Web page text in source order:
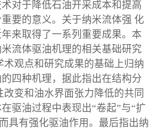
对于降低石油开采成本和提高
要的意义。关于纳米流体强 化
来取得了一系列重要成果。本
流体驱油机理的相关基础研究
术观点和研究成果的基础上归纳
四种机理，据此指出在结构分
改变和油水界面张力降低的共同
驱油过程中表现出“卷起”与“扩
具有强化驱油作用。最后指出纳